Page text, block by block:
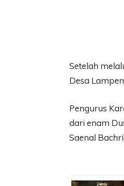
Setelah
Desa
Pengurus
dari enam
Saenal